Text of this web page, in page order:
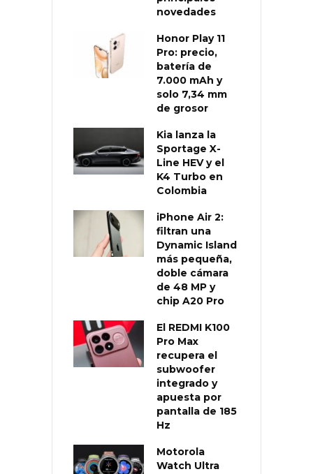
novedades
Honor Play 11
Pro: precio,
batería de
7.000 mAh y
solo 7,34 mm
de grosor
Kia lanza la
Sportage X-
Line HEV y el
K4 Turbo en
Colombia
iPhone Air 2:
filtran una
Dynamic Island
más pequeña,
doble cámara
de 48 MP y
chip A20 Pro
El REDMI K100
Pro Max
recupera el
subwoofer
integrado y
apuesta por
pantalla de 185
Hz
Motorola
Watch Ultra